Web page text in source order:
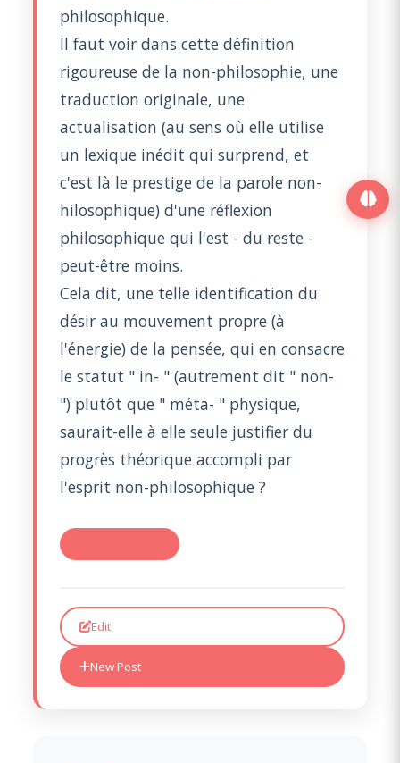
philosophique.
Il faut voir dans cette définition
rigoureuse de la non-philosophie, une
traduction originale, une
actualisation (au sens où elle utilise
un lexique inédit qui surprend, et
c'est là le prestige de la parole non-
hilosophique) d'une réflexion
philosophique qui l'est - du reste -
peut-être moins.
Cela dit, une telle identification du
désir au mouvement propre (à
l'énergie) de la pensée, qui en consacre
le statut " in- " (autrement dit " non-
") plutôt que " méta- " physique,
saurait-elle à elle seule justifier du
progrès théorique accompli par
l'esprit non-philosophique ?
Edit
New Post